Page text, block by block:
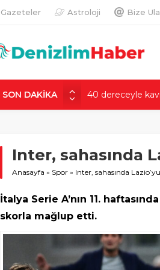
Gazeteler Astroloji Bize
SON DAKİKA
Sultangazi’de
Çiçek
Anıtkabir
40 dereceyle
Inter, sahasında
Anasayfa » Spor » Inter, sahasında
İtalya Serie A’nın 11.
skorla mağlup etti.